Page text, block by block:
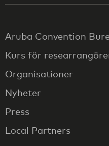
Aruba Convention
Kurs för
Organisationer
Nyheter
Press
Local Partners